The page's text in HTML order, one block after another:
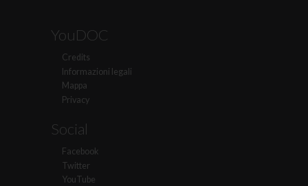
YouDOC
Credits
Informazioni legali
Mappa
Privacy
Social
Facebook
Twitter
YouTube